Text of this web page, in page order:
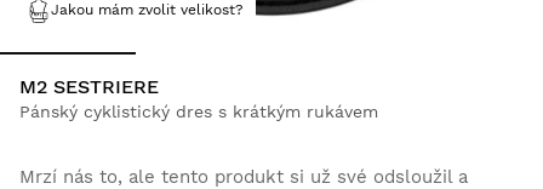
Jakou mám zvolit velikost?
M2 SESTRIERE
Pánský cyklistický dres s krátkým rukávem
Mrzí nás to, ale tento produkt si už své odsloužil a